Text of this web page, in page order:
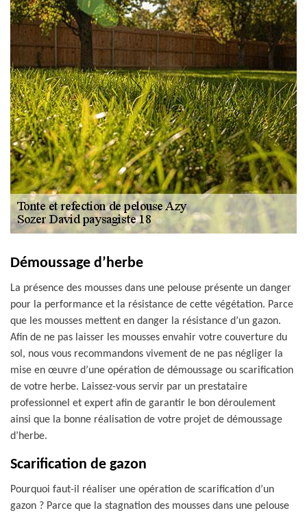
Démoussage d’herbe
La présence des mousses dans une pelouse présente un danger
pour la performance et la résistance de cette végétation. Parce
que les mousses mettent en danger la résistance d’un gazon.
Afin de ne pas laisser les mousses envahir votre couverture du
sol, nous vous recommandons vivement de ne pas négliger la
mise en œuvre d’une opération de démoussage ou scarification
de votre herbe. Laissez-vous servir par un prestataire
professionnel et expert afin de garantir le bon déroulement
ainsi que la bonne réalisation de votre projet de démoussage
d’herbe.
Scarification de gazon
Pourquoi faut-il réaliser une opération de scarification d’un
gazon ? Parce que la stagnation des mousses dans une pelouse